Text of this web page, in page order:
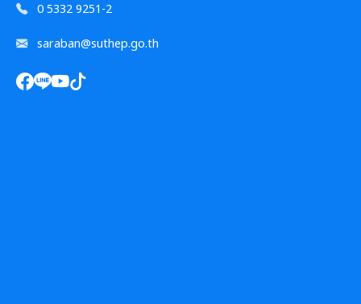
0 5332 9251-2
saraban@suthep.go.th